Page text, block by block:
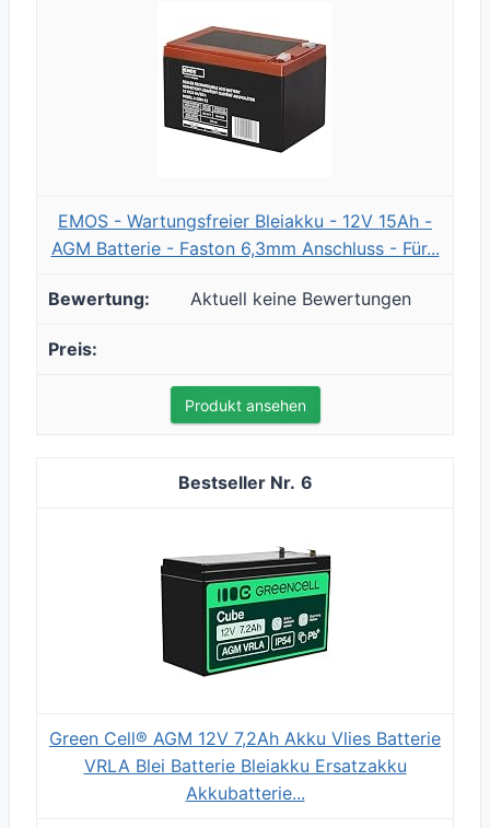
EMOS - Wartungsfreier Bleiakku - 12V 15Ah -
AGM Batterie - Faston 6,3mm Anschluss - Für...
Aktuell keine Bewertungen
Produkt ansehen
6
Green Cell® AGM 12V 7,2Ah Akku Vlies Batterie
VRLA Blei Batterie Bleiakku Ersatzakku
Akkubatterie...